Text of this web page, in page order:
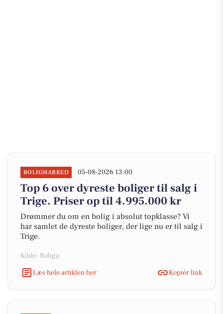
BOLIGMARKED 05-08-2026 13:00
Top 6 over dyreste boliger til salg i
Trige. Priser op til 4.995.000 kr
Drømmer du om en bolig i absolut topklasse? Vi
har samlet de dyreste boliger, der lige nu er til salg i
Trige.
Kilde: Boliga
Læs hele artiklen her
Kopiér link